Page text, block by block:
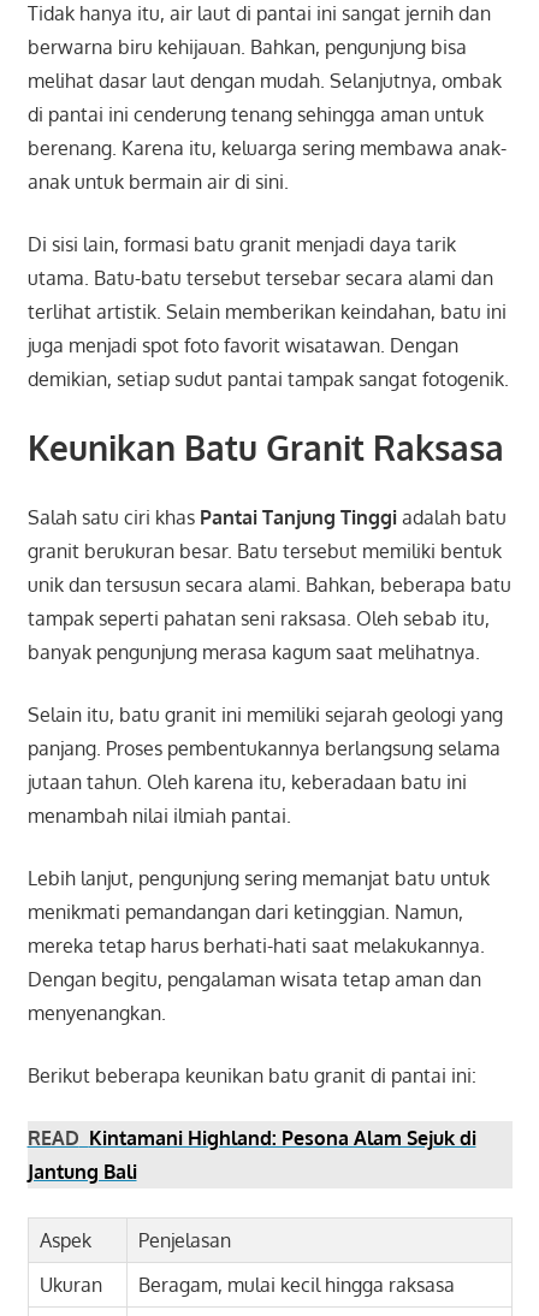
Tidak hanya itu, air laut di pantai ini sangat jernih dan
berwarna biru kehijauan. Bahkan, pengunjung bisa
melihat dasar laut dengan mudah. Selanjutnya, ombak
di pantai ini cenderung tenang sehingga aman untuk
berenang. Karena itu, keluarga sering membawa anak-
anak untuk bermain air di sini.
Di sisi lain, formasi batu granit menjadi daya tarik
utama. Batu-batu tersebut tersebar secara alami dan
terlihat artistik. Selain memberikan keindahan, batu ini
juga menjadi spot foto favorit wisatawan. Dengan
demikian, setiap sudut pantai tampak sangat fotogenik.
Keunikan Batu Granit Raksasa
Salah satu ciri khas Pantai Tanjung Tinggiadalah batu
granit berukuran besar. Batu tersebut memiliki bentuk
unik dan tersusun secara alami. Bahkan, beberapa batu
tampak seperti pahatan seni raksasa. Oleh sebab itu,
banyak pengunjung merasa kagum saat melihatnya.
Selain itu, batu granit ini memiliki sejarah geologi yang
panjang. Proses pembentukannya berlangsung selama
jutaan tahun. Oleh karena itu, keberadaan batu ini
menambah nilai ilmiah pantai.
Lebih lanjut, pengunjung sering memanjat batu untuk
menikmati pemandangan dari ketinggian. Namun,
mereka tetap harus berhati-hati saat melakukannya.
Dengan begitu, pengalaman wisata tetap aman dan
menyenangkan.
Berikut beberapa keunikan batu granit di pantai ini:
READ Kintamani Highland: Pesona Alam Sejuk di
Jantung Bali
Aspek
Penjelasan
Ukuran
Beragam, mulai kecil hingga raksasa